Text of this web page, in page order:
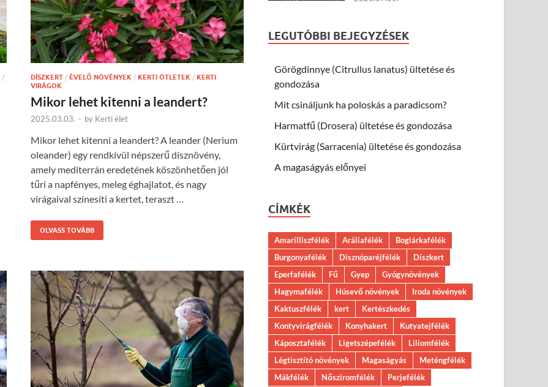
/ DÍSZKERT / ÉVELŐ NÖVÉNYEK / KERTI ÖTLETEK / KERTI
VIRÁGOK
Mikor lehet kitenni a leandert?
2025.03.03. - by Kerti élet
Mikor lehet kitenni a leandert? A leander (Nerium
oleander) egy rendkívül népszerű dísznövény,
amely mediterrán eredetének köszönhetően jól
tűri a napfényes, meleg éghajlatot, és nagy
virágaival színesíti a kertet, teraszt …
OLVASS TOVÁBB
LEGUTÓBBI BEJEGYZÉSEK
Görögdinnye (Citrullus lanatus) ültetése és
gondozása
Mit csináljunk ha poloskás a paradicsom?
Harmatfű (Drosera) ültetése és gondozása
Kürtvirág (Sarracenia) ültetése és gondozása
A magaságyás előnyei
CÍMKÉK
Amarilliszfélék Aráliafélék
Boglárkafélék
Burgonyafélék
Disznóparéjfélék
Díszkert
Eperfafélék
Fű Gyep
Gyógynövények
Hagymafélék
Húsevő növények
Iroda növények
Kaktuszfélék
kert
Kertészkedés
Kontyvirágfélék
Konyhakert
Kutyatejfélék
Káposztafélék
Ligetszépefélék
Liliomfélék
Légtisztító növények
Magaságyás
Meténgfélék
Mákfélék
Nősziromfélék
Perjefélék